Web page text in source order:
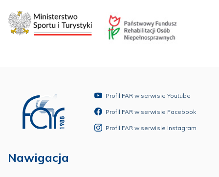
Profil FAR w serwisie Youtube
Profil FAR w serwisie Facebook
Profil FAR w serwisie Instagram
Nawigacja